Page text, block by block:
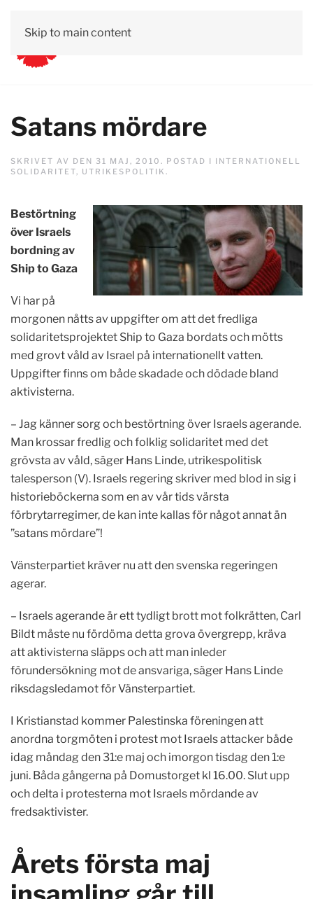
Skip to main content
Satans mördare
SKRIVET AV DEN 31 MAJ, 2010 . POSTAD I INTERNATIONELL
SOLIDARITET, UTRIKESPOLITIK .
Bestörtning
över Israels
bordning av
Ship to Gaza
Vi har på
morgonen nåtts av uppgifter om att det fredliga
solidaritetsprojektet Ship to Gaza bordats och mötts
med grovt våld av Israel på internationellt vatten.
Uppgifter finns om både skadade och dödade bland
aktivisterna.
– Jag känner sorg och bestörtning över Israels agerande.
Man krossar fredlig och folklig solidaritet med det
grövsta av våld, säger Hans Linde, utrikespolitisk
talesperson (V). Israels regering skriver med blod in sig i
historieböckerna som en av vår tids värsta
förbrytarregimer, de kan inte kallas för något annat än
”satans mördare”!
Vänsterpartiet kräver nu att den svenska regeringen
agerar.
– Israels agerande är ett tydligt brott mot folkrätten, Carl
Bildt måste nu fördöma detta grova övergrepp, kräva
att aktivisterna släpps och att man inleder
förundersökning mot de ansvariga, säger Hans Linde
riksdagsledamot för Vänsterpartiet.
I Kristianstad kommer Palestinska föreningen att
anordna torgmöten i protest mot Israels attacker både
idag måndag den 31:e maj och imorgon tisdag den 1:e
juni. Båda gångerna på Domustorget kl 16.00. Slut upp
och delta i protesterna mot Israels mördande av
fredsaktivister.
Årets första maj